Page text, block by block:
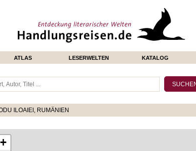
ATLAS LESERWELTEN KATALOG
ILOAIEI, RUMÄNIEN
+